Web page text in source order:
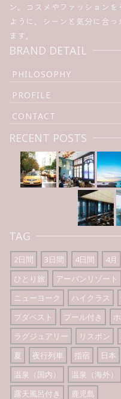
ン。コスメやファッション
ように、シーンと気分に合
ます。
BRAND DETAIL
PHILOSOPHY
PROFILE
CONTACT
RECENT POSTS
TAG
2日間 3日間 4日間 4月
ひとり旅
アーバンリゾート
ニューヨーク
ハイクラス
ブダペスト
プール付き
ラグジュアリー
リスボン
夏
夜行列車 指宿 日本
温泉（国内）
温泉（海外）
露天風呂付き
鹿児島